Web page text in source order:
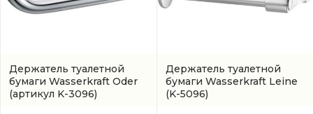
Держатель туалетной
бумаги Wasserkraft Oder
(артикул K-3096)
Держатель туалетной
бумаги Wasserkraft Leine
(K-5096)